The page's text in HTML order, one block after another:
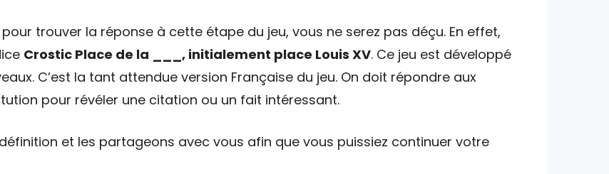
trouver la réponse à cette étape du jeu, vous ne serez pas déçu. En effet,
Crostic Place de la ___, initialement place Louis XV. Ce jeu est développé
C’est la tant attendue version Française du jeu. On doit répondre aux
pour révéler une citation ou un fait intéressant.
et les partageons avec vous afin que vous puissiez continuer votre